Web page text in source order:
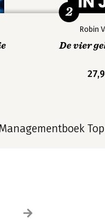
Robin
De vier
2
Top